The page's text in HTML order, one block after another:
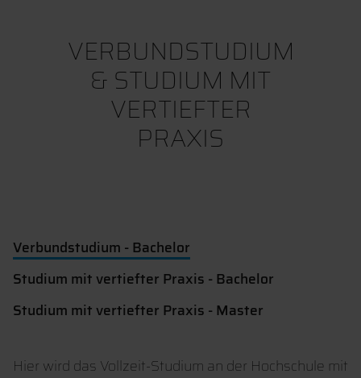
VERBUNDSTUDIUM
& STUDIUM MIT
VERTIEFTER
PRAXIS
Verbundstudium - Bachelor
Studium mit vertiefter Praxis - Bachelor
Studium mit vertiefter Praxis - Master
Hier wird das Vollzeit-Studium an der Hochschule mit